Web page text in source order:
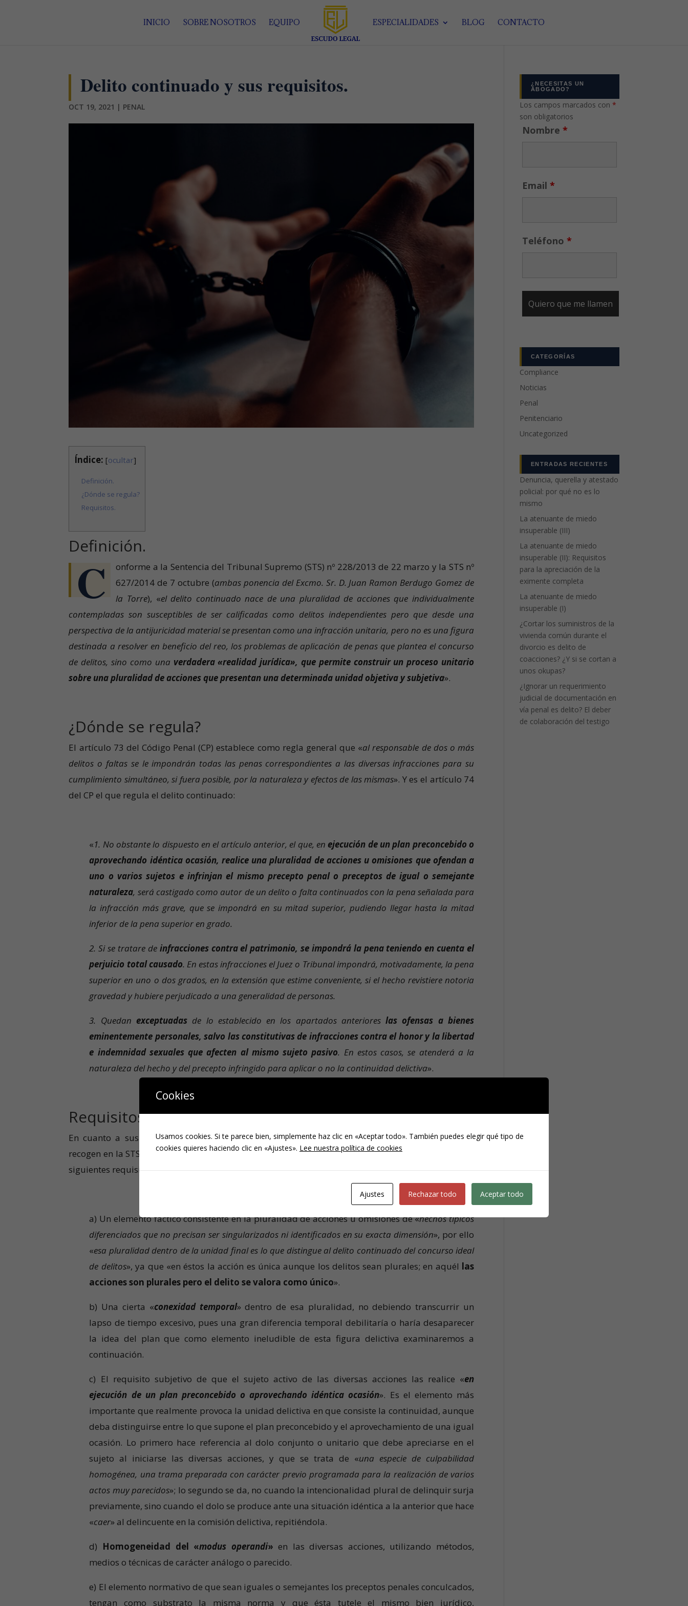
INICIO SOBRE NOSOTROS EQUIPO ESPECIALIDADES BLOG CONTACTO
Delito continuado y sus requisitos.
OCT 19, 2021 | PENAL
Índice: [ocultar]
Definición.
¿Dónde se regula?
Requisitos.
Definición.
C
onforme a la Sentencia del Tribunal Supremo (STS) nº 228/2013 de 22 marzo y la STS nº
627/2014 de 7 octubre (ambas ponencia del Excmo. Sr. D. Juan Ramon Berdugo Gomez de
la Torre), «el delito continuado nace de una pluralidad de acciones que individualmente
contempladas son susceptibles de ser calificadas como delitos independientes pero que desde una
perspectiva de la antijuricidad material se presentan como una infracción unitaria, pero no es una figura
destinada a resolver en beneficio del reo, los problemas de aplicación de penas que plantea el concurso
de delitos, sino como una verdadera «realidad jurídica», que permite construir un proceso unitario
sobre una pluralidad de acciones que presentan una determinada unidad objetiva y subjetiva».
¿Dónde se regula?
El artículo 73 del Código Penal (CP) establece como regla general que «alresponsable de dos o más
delitos o faltas se le impondrán todas las penas correspondientes a las diversas infracciones para su
cumplimiento simultáneo, si fuera posible, por la naturaleza y efectos de las mismas». Y es el artículo 74
del CP el que regula el delito continuado:
«1. No obstante lo dispuesto en el artículo anterior, el que, en ejecución de un plan preconcebido o
aprovechando idéntica ocasión, realice una pluralidad de acciones u omisiones que ofendan a
uno o varios sujetos e infrinjan el mismo precepto penal o preceptos de igual o semejante
naturaleza, será castigado como autor de un delito o falta continuados con la pena señalada para
la infracción más grave, que se impondrá en su mitad superior, pudiendo llegar hasta la mitad
inferior de la pena superior en grado.
2. Si se tratare de infracciones contra el patrimonio, se impondrá la pena teniendo en cuenta el
perjuicio total causado. En estas infracciones el Juez o Tribunal impondrá, motivadamente, la pena
superior en uno o dos grados, en la extensión que estime conveniente, si el hecho revistiere notoria
gravedad y hubiere perjudicado a una generalidad de personas.
3. Quedan exceptuadasde lo establecido en los apartados anterioreslas ofensas a bienes
eminentemente personales, salvo las constitutivas de infracciones contra el honor y la libertad
e indemnidad sexuales que afecten al mismo sujeto pasivo. En estos casos, se atenderá a la
naturaleza del hecho y del precepto infringido para aplicar o no la continuidad delictiva».
Requisitos.
En cuanto a sus requisitos, se destacan por la jurisprudencia del Tribunal Supremo y que se
recogen en la STS nº 759/2021, de 7 de octubre (Ponente: Excmo. Sr. D. Ángel Luis Hurtado Adrián
siguientes requisitos:
a) Un elemento fáctico consistente en la pluralidad de acciones u omisiones de «hechos típicos
diferenciados que no precisan ser singularizados ni identificados en su exacta dimensión», por ello
«esa pluralidad dentro de la unidad final es lo que distingue al delito continuado del concurso ideal
de delitos», ya que «en éstos la acción es única aunque los delitos sean plurales; en aquél las
acciones son plurales pero el delito se valora como único».
b) Una cierta «conexidad temporal» dentro de esa pluralidad, no debiendo transcurrir un
lapso de tiempo excesivo, pues una gran diferencia temporal debilitaría o haría desaparecer
la idea del plan que como elemento ineludible de esta figura delictiva examinaremos a
continuación.
c) El requisito subjetivo de que el sujeto activo de las diversas acciones las realice «en
ejecución de un plan preconcebido o aprovechando idéntica ocasión». Es el elemento más
importante que realmente provoca la unidad delictiva en que consiste la continuidad, aunque
deba distinguirse entre lo que supone el plan preconcebido y el aprovechamiento de una igual
ocasión. Lo primero hace referencia al dolo conjunto o unitario que debe apreciarse en el
sujeto al iniciarse las diversas acciones, y que se trata de «una especie de culpabilidad
homogénea, una trama preparada con carácter previo programada para la realización de varios
actos muy parecidos»; lo segundo se da, no cuando la intencionalidad plural de delinquir surja
previamente, sino cuando el dolo se produce ante una situación idéntica a la anterior que hace
«caer» al delincuente en la comisión delictiva, repitiéndola.
d) Homogeneidad del «modus operandi» en las diversas acciones, utilizando métodos,
medios o técnicas de carácter análogo o parecido.
e) El elemento normativo de que sean iguales o semejantes los preceptos penales conculcados,
tengan como substrato la misma norma y que ésta tutele el mismo bien jurídico,
¿NECESITAS UN
ABOGADO?
Los campos marcados con*
son obligatorios
Nombre*
Email*
Teléfono*
CATEGORÍAS
Compliance
Noticias
Penal
Penitenciario
Uncategorized
ENTRADAS RECIENTES
Denuncia, querella y atestado
policial: por qué no es lo
mismo
La atenuante de miedo
insuperable (III)
La atenuante de miedo
insuperable (II): Requisitos
para la apreciación de la
eximente completa
La atenuante de miedo
insuperable (I)
¿Cortar los suministros de la
vivienda común durante el
divorcio es delito de
coacciones? ¿Y si se cortan a
unos okupas?
¿Ignorar un requerimiento
judicial de documentación en
vía penal es delito? El deber
de colaboración del testigo
Cookies
Usamos cookies. Si te parece bien, simplemente haz clic en «Aceptar todo». También puedes elegir qué tipo de
cookies quieres haciendo clic en «Ajustes». Lee nuestra política de cookies
Ajustes Rechazar todo Aceptar todo